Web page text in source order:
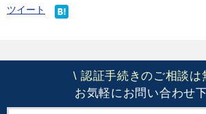
ツイート
\ 認証手続きのご相談は
お気軽にお問い合わせ